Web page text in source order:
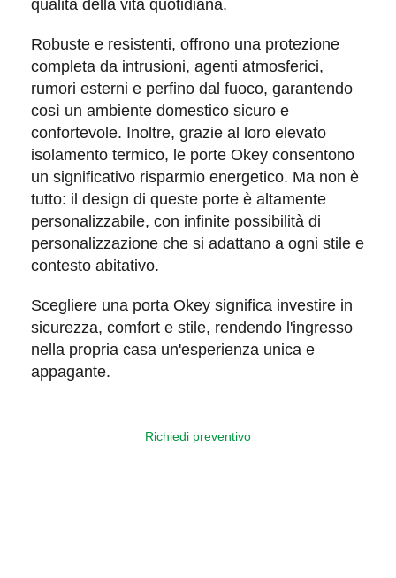
qualità della vita quotidiana.
Robuste e resistenti, offrono una protezione
completa da intrusioni, agenti atmosferici,
rumori esterni e perfino dal fuoco, garantendo
così un ambiente domestico sicuro e
confortevole. Inoltre, grazie al loro elevato
isolamento termico, le porte Okey consentono
un significativo risparmio energetico. Ma non è
tutto: il design di queste porte è altamente
personalizzabile, con infinite possibilità di
personalizzazione che si adattano a ogni stile e
contesto abitativo.
Scegliere una porta Okey significa investire in
sicurezza, comfort e stile, rendendo l'ingresso
nella propria casa un'esperienza unica e
appagante.
Richiedi preventivo